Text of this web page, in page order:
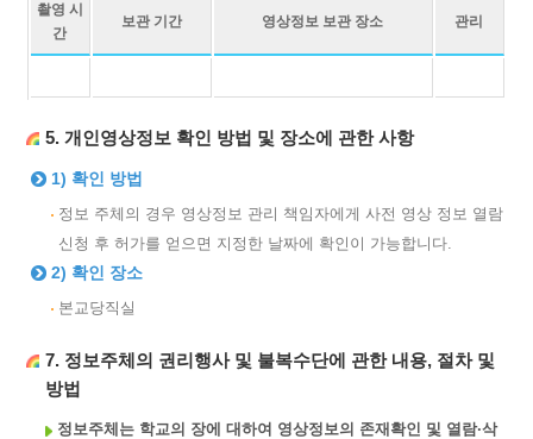
촬영 시
간
보관 기간 영상정보 보관 장소 관리
5. 개인영상정보 확인 방법 및 장소에 관한 사항
1) 확인 방법
정보 주체의 경우 영상정보 관리 책임자에게 사전 영상 정보 열람
신청 후 허가를 얻으면 지정한 날짜에 확인이 가능합니다.
2) 확인 장소
본교당직실
7. 정보주체의 권리행사 및 불복수단에 관한 내용, 절차 및
방법
정보주체는 학교의 장에 대하여 영상정보의 존재확인 및 열람·삭